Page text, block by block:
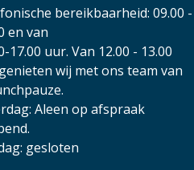
bereikbaarheid: 09.00 -
en van
17.00 uur. Van 12.00 - 13.00
wij met ons team van
Aleen op afspraak
gesloten